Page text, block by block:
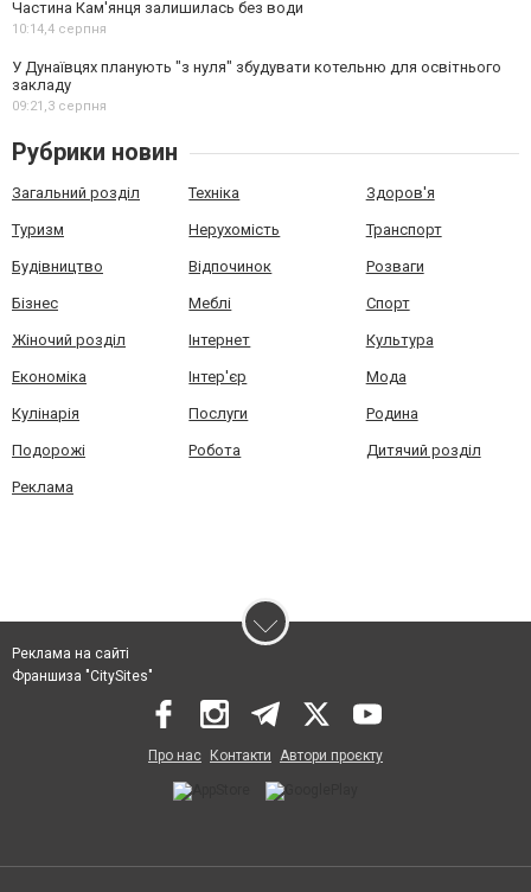
Частина Кам'янця залишилась без води
10:14,4 серпня
У Дунаївцях планують "з нуля" збудувати котельню для освітнього
закладу
09:21,3 серпня
Рубрики новин
Загальний розділ Техніка Здоров'я
Туризм Нерухомість Транспорт
Будівництво Відпочинок Розваги
Бізнес Меблі Спорт
Жіночий розділ Інтернет Культура
Економіка Інтер'єр Мода
Кулінарія Послуги Родина
Подорожі Робота Дитячий розділ
Реклама
Реклама на сайті
Франшиза "CitySites"
Про нас Контакти Автори проєкту